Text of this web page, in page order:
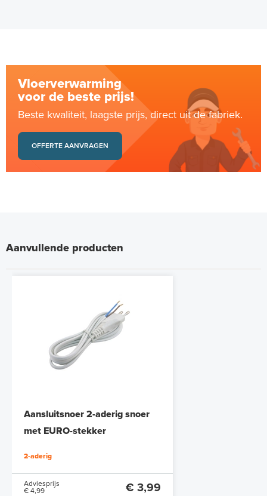
Vloerverwarming
voor de beste prijs!
Beste kwaliteit, laagste prijs, direct uit de fabriek.
OFFERTE AANVRAGEN
Aanvullende producten
Aansluitsnoer 2-aderig snoer
met EURO-stekker
2-aderig
Adviesprijs
€ 4,99
€ 3,99